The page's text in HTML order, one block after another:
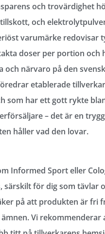
och trovärdighet
och
varumärke redovisar
doser per portion och
och närvaro på den
etablerade
som har ett gott rykte
– det är en
håller vad den lovar.
Informed Sport eller
särskilt för dig som tävlar
på att produkten är fri
Vi rekommenderar